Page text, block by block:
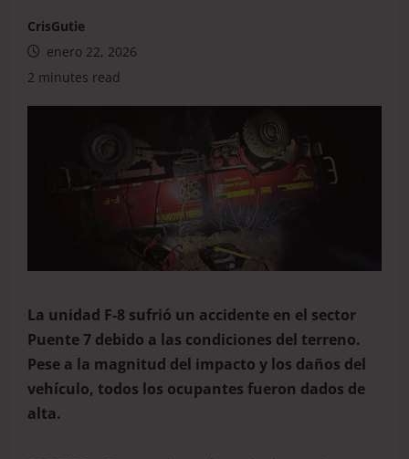
CrisGutie
enero 22, 2026
2 minutes read
La unidad F-8 sufrió un accidente en el sector
Puente 7 debido a las condiciones del terreno.
Pese a la magnitud del impacto y los daños del
vehículo, todos los ocupantes fueron dados de
alta.